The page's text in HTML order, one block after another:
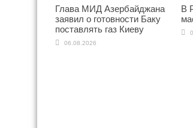
Глава МИД Азербайджана
заявил о готовности Баку
поставлять газ Киеву
06.08.2026
В